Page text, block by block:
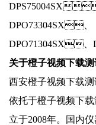
DPO73304SX、
DPO71304SX、
关于橙子视频下载
西安橙子视频下载测
依托于橙子视频下
立于2008年。国内